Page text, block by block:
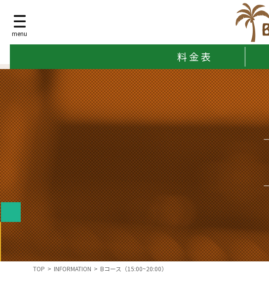
menu
料 金 表
TOP > INFORMATION > Bコース（15:00~20:00）